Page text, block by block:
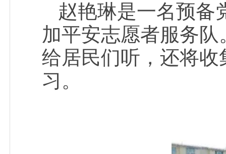
赵艳琳是一名预备
加平安志愿者服务
给居民们听，还将
习。